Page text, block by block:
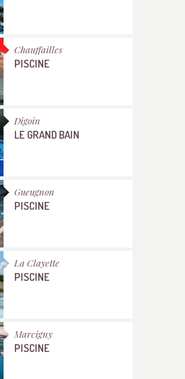
Chauffailles
PISCINE
Digoin
LE GRAND BAIN
Gueugnon
PISCINE
La Clayette
PISCINE
Marcigny
PISCINE